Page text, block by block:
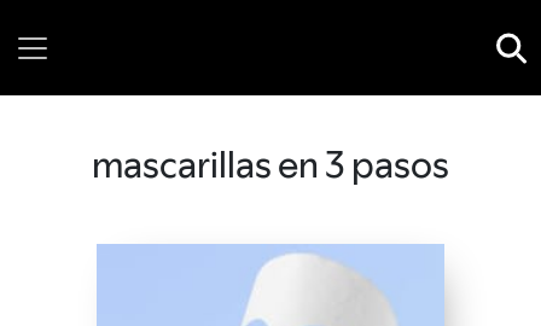
mascarillas en 3 pasos